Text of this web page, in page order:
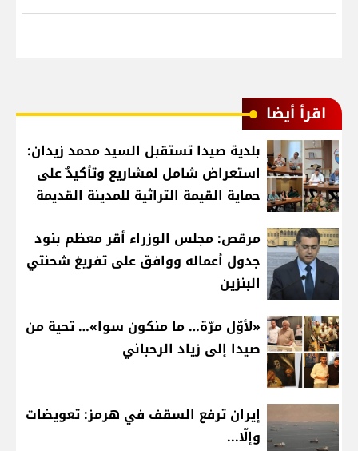
اقرأ أيضا
بلدية صيدا تستقبل السيد محمد زيدان:
استعراض شامل لمشاريع وتأكيدٌ على
حماية القيمة التراثية للمدينة القديمة
مرقص: مجلس الوزراء أقر معظم بنود
جدول أعماله ووافق على تفريغ شحنتي
البنزين
«لأوّل مرّة… ما منكون سوا»… تحية من
صيدا إلى زياد الرحباني
إيران ترفع السقف في هرمز: تعويضات
وإلّا...